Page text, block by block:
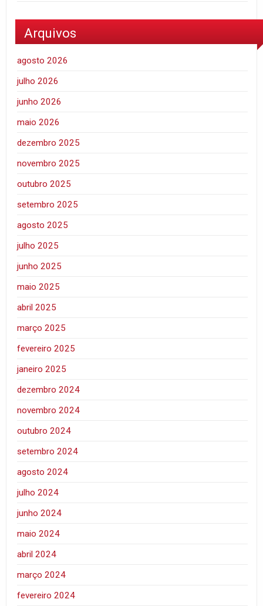
Arquivos
agosto 2026
julho 2026
junho 2026
maio 2026
dezembro 2025
novembro 2025
outubro 2025
setembro 2025
agosto 2025
julho 2025
junho 2025
maio 2025
abril 2025
março 2025
fevereiro 2025
janeiro 2025
dezembro 2024
novembro 2024
outubro 2024
setembro 2024
agosto 2024
julho 2024
junho 2024
maio 2024
abril 2024
março 2024
fevereiro 2024